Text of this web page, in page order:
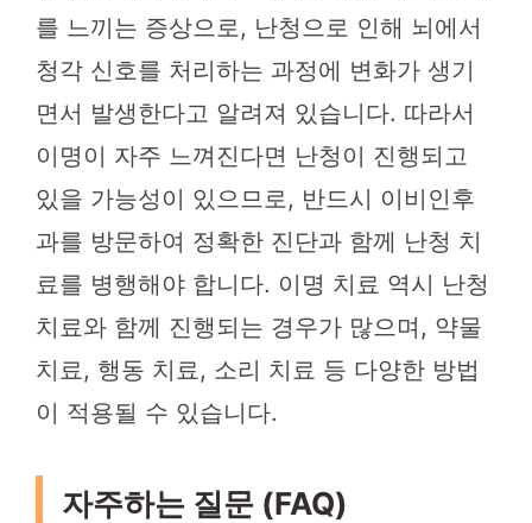
를 느끼는 증상으로, 난청으로 인해 뇌에서
청각 신호를 처리하는 과정에 변화가 생기
면서 발생한다고 알려져 있습니다. 따라서
이명이 자주 느껴진다면 난청이 진행되고
있을 가능성이 있으므로, 반드시 이비인후
과를 방문하여 정확한 진단과 함께 난청 치
료를 병행해야 합니다. 이명 치료 역시 난청
치료와 함께 진행되는 경우가 많으며, 약물
치료, 행동 치료, 소리 치료 등 다양한 방법
이 적용될 수 있습니다.
자주하는 질문 (FAQ)